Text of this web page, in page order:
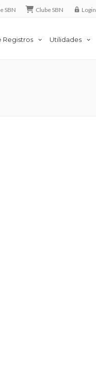
SBN Clube SBN Login
Registros Utilidades